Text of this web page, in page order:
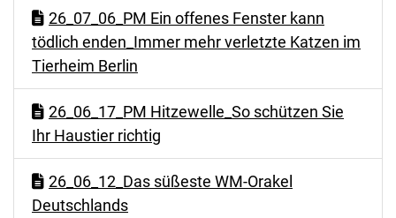
26_07_06_PM Ein offenes Fenster kann
tödlich enden_Immer mehr verletzte Katzen im
Tierheim Berlin
26_06_17_PM Hitzewelle_So schützen Sie
Ihr Haustier richtig
26_06_12_Das süßeste WM-Orakel
Deutschlands